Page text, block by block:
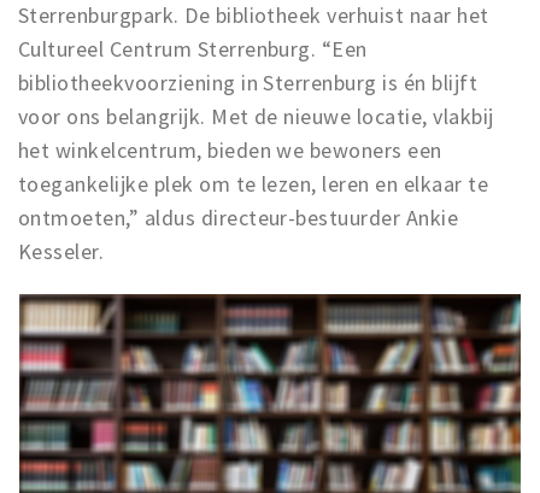
Sterrenburgpark. De bibliotheek verhuist naar het
Cultureel Centrum Sterrenburg. “Een
bibliotheekvoorziening in Sterrenburg is én blijft
voor ons belangrijk. Met de nieuwe locatie, vlakbij
het winkelcentrum, bieden we bewoners een
toegankelijke plek om te lezen, leren en elkaar te
ontmoeten,” aldus directeur-bestuurder Ankie
Kesseler.